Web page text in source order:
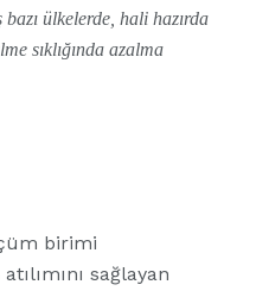
bazı ülkelerde, hali hazırda
sıklığında azalma
birimi
sağlayan